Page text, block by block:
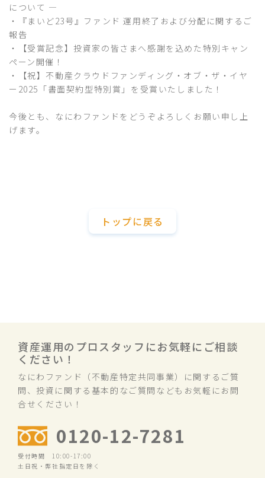
について ―
・
『まいど23号』ファンド 運用終了および分配に関するご
報告
・
【受賞記念】投資家の皆さまへ感謝を込めた特別キャン
ペーン開催！
・
【祝】不動産クラウドファンディング・オブ・ザ・イヤ
ー2025「書面契約型特別賞」を受賞いたしました！
今後とも、なにわファンドをどうぞよろしくお願い申し上
げます。
トップに戻る
資産運用のプロスタッフにお気軽にご相談
ください！
なにわファンド（不動産特定共同事業）に関するご質
問、投資に関する基本的なご質問などもお気軽にお問
合せください！
0120-12-7281
受付時間 10:00-17:00
土日祝・弊社指定日を除く